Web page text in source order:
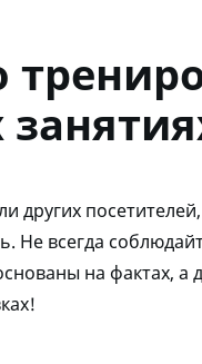
других
Не всегда
на фактах, а